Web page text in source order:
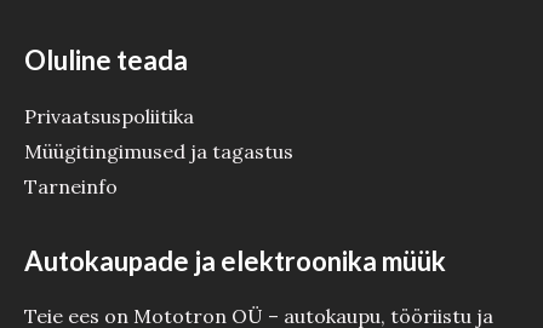
Oluline teada
Privaatsuspoliitika
Müügitingimused ja tagastus
Tarneinfo
Autokaupade ja elektroonika müük
Teie ees on Mototron OÜ – autokaupu, tööriistu ja